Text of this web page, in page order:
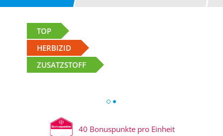
TOP
HERBIZID
ZUSATZSTOFF
40 Bonuspunkte pro Einheit